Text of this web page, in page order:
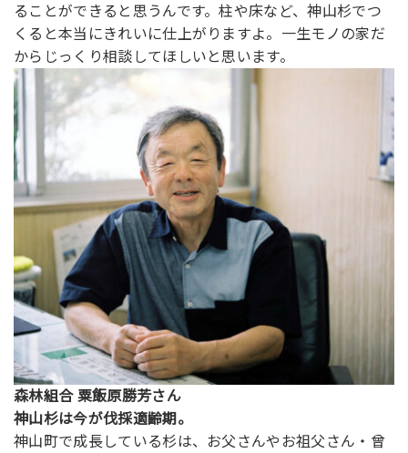
ることができると思うんです。柱や床など、神山杉でつ
くると本当にきれいに仕上がりますよ。一生モノの家だ
からじっくり相談してほしいと思います。
森林組合 粟飯原勝芳さん
神山杉は今が伐採適齢期。
神山町で成長している杉は、お父さんやお祖父さん・曾